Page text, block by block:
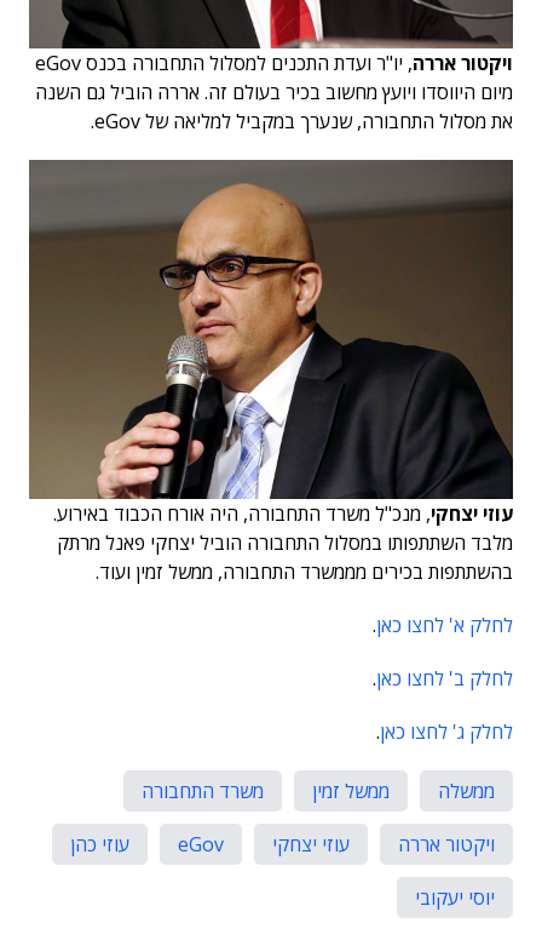
ויקטור אררה
, יו"ר ועדת התכנים למסלול התחבורה בכנס eGov
מיום היווסדו ויועץ מחשוב בכיר בעולם זה. אררה הוביל גם השנה
את מסלול התחבורה, שנערך במקביל למליאה של eGov.
עוזי יצחקי, מנכ"ל משרד התחבורה, היה אורח הכבוד באירוע.
מלבד השתתפותו במסלול התחבורה הוביל יצחקי פאנל מרתק
בהשתתפות בכירים מממשרד התחבורה, ממשל זמין ועוד.
לחלק א' לחצו כאן.
לחלק ב' לחצו כאן.
לחלק ג' לחצו כאן.
ממשלה ממשל זמין
משרד התחבורה
ויקטור אררה
עוזי יצחקי eGov
עוזי כהן
יוסי יעקובי